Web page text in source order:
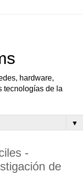
hardware,
tecnologías de la
▼
-
de